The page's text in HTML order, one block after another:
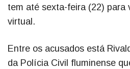
tem até sexta-feira (22) para
virtual.
Entre os acusados está
da Polícia Civil fluminense